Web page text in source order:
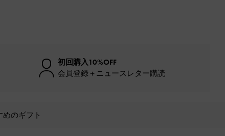
初回購入10%OFF
会員登録＋ニュースレター購読
めのギフト